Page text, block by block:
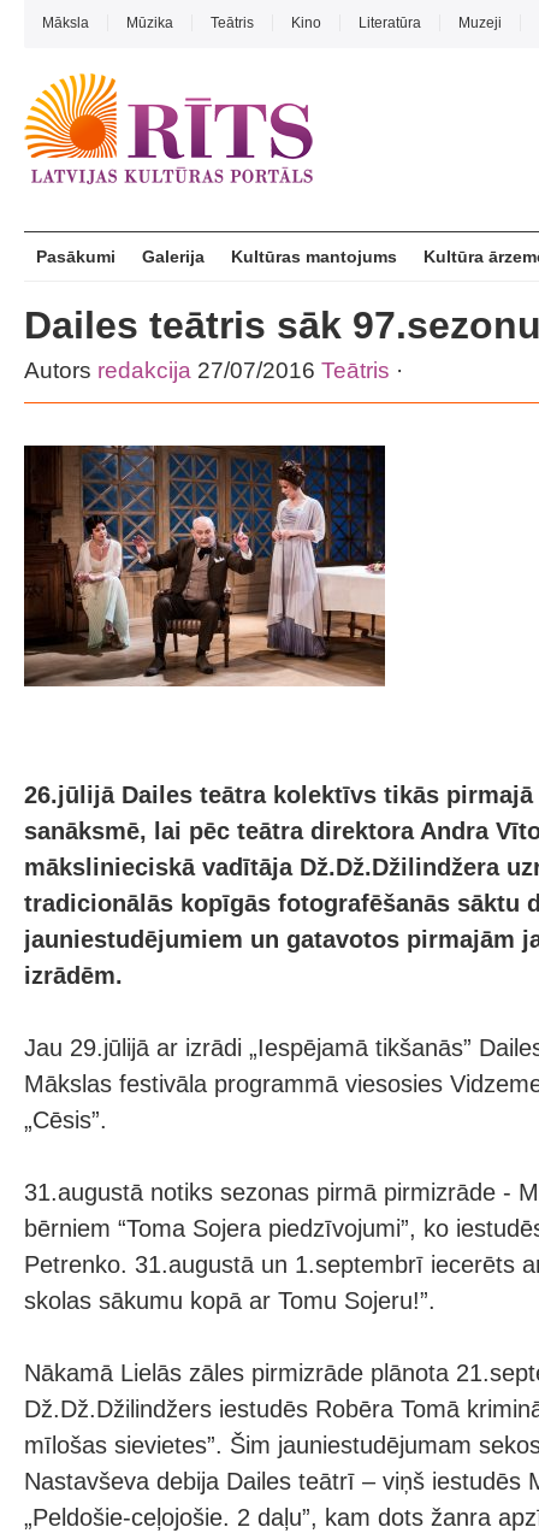
Māksla Mūzika Teātris Kino Literatūra Muzeji
Pasākumi Galerija Kultūras mantojums Kultūra
Dailes teātris sāk
Autors redakcija 27/07/2016 Teātris ·
26.jūlijā Dailes teātra kolektīvs tikās pirmajā
sanāksmē, lai pēc teātra direktora Andra
mākslinieciskā vadītāja Dž.Dž.Džilindžera
tradicionālās kopīgās fotografēšanās sāktu
jauniestudējumiem un gatavotos pirmajām
izrādēm.
Jau 29.jūlijā ar izrādi „Iespējamā tikšanās”
Mākslas festivāla programmā viesosies
„Cēsis”.
31.augustā notiks sezonas pirmā pirmizrāde -
bērniem “Toma Sojera piedzīvojumi”, ko
Petrenko. 31.augustā un 1.septembrī iecerēts
skolas sākumu kopā ar Tomu Sojeru!”.
Nākamā Lielās zāles pirmizrāde plānota
Dž.Dž.Džilindžers iestudēs Robēra Tomā
mīlošas sievietes”. Šim jauniestudējumam
Nastavševa debija Dailes teātrī – viņš iestudēs
„Peldošie-ceļojošie. 2 daļu”, kam dots žanra